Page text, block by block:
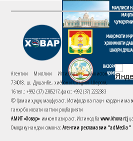
Агентии Миллии Иттилоотии Тоҷикистон
734018. ш. Душанбе, хиёбони Саъдии Шерозӣ,
16 тел.: +992 (37) 2385217, факс: +992 (37) 2232383
© Ҳамаи ҳуқуқ маҳфуз аст. Истифода ва паҳн кардани
танҳо бо иҷозати хаттии роҳбарияти
АМИТ «Ховар» имконпазир аст. Истинод баwww.khovar.tj
Омодакунандаи сомона:Агентии рекламавии "adMedia"